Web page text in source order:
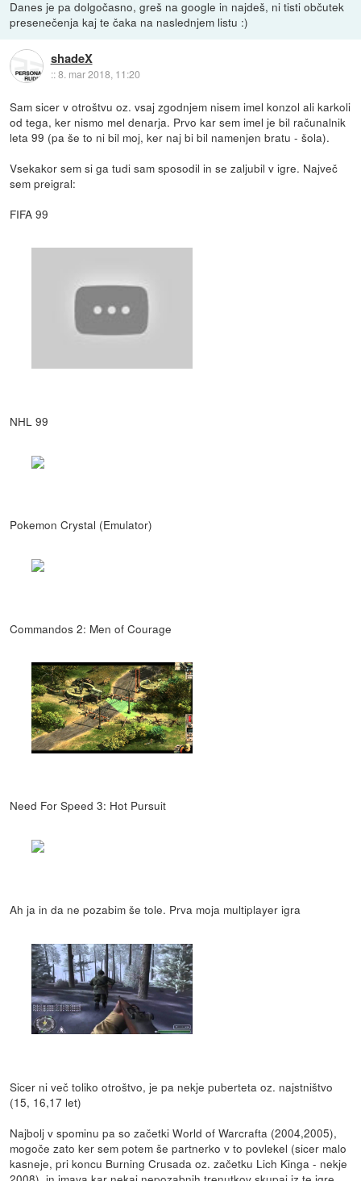
Danes je pa dolgočasno, greš na google in najdeš, ni tisti občutek
presenečenja kaj te čaka na naslednjem listu :)
shadeX
::8. mar 2018, 11:20
Sam sicer v otroštvu oz. vsaj zgodnjem nisem imel konzol ali karkoli
od tega, ker nismo mel denarja. Prvo kar sem imel je bil računalnik
leta 99 (pa še to ni bil moj, ker naj bi bil namenjen bratu - šola).
Vsekakor sem si ga tudi sam sposodil in se zaljubil v igre. Največ
sem preigral:
FIFA 99
NHL 99
Pokemon Crystal (Emulator)
Commandos 2: Men of Courage
Need For Speed 3: Hot Pursuit
Ah ja in da ne pozabim še tole. Prva moja multiplayer igra
Sicer ni več toliko otroštvo, je pa nekje puberteta oz. najstništvo
(15, 16,17 let)
Najbolj v spominu pa so začetki World of Warcrafta (2004,2005),
mogoče zato ker sem potem še partnerko v to povlekel (sicer malo
kasneje, pri koncu Burning Crusada oz. začetku Lich Kinga - nekje